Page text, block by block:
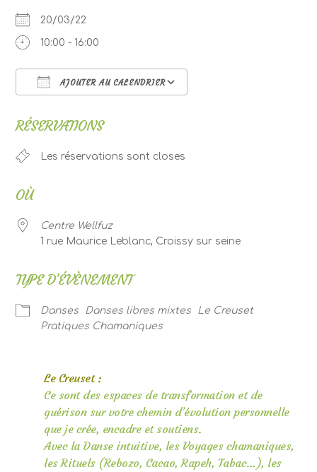
20/03/22
10:00 - 16:00
AJOUTER AU CALENDRIER
RÉSERVATIONS
Les réservations sont closes
OÙ
Centre Wellfuz
1 rue Maurice Leblanc, Croissy sur seine
TYPE D’ÉVÈNEMENT
Danses Danses libres mixtes
Le Creuset
Pratiques Chamaniques
Le Creuset :
Ce sont des espaces de transformation et de
guérison sur votre chemin d’évolution personnelle
que je crée, encadre et soutiens.
Avec la Danse intuitive, les Voyages chamaniques,
les Rituels (Rebozo, Cacao, Rapeh, Tabac…), les